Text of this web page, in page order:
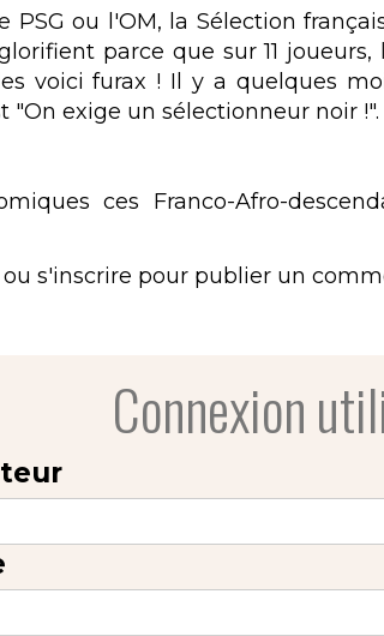
PSG ou l'OM, la Sélection
parce que sur 11
voici furax ! Il y a quelques
"On exige un sélectionneur noir !".
ces Franco-Afro-
ou s'inscrire pour publier un
Connexion